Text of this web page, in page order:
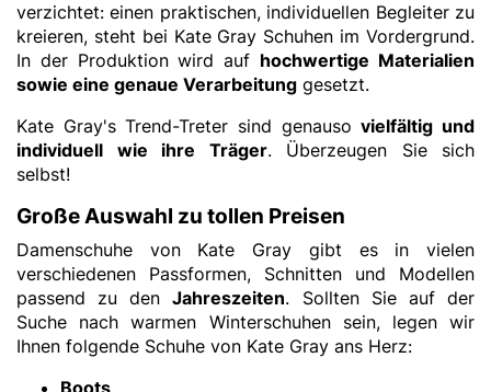
verzichtet: einen praktischen, individuellen Begleiter zu
kreieren, steht bei Kate Gray Schuhen im Vordergrund.
In der Produktion wird auf hochwertige Materialien
sowie eine genaue Verarbeitung gesetzt.
Kate Gray's Trend-Treter sind genausovielfältig und
individuell wie ihre Träger. Überzeugen Sie sich
selbst!
Große Auswahl zu tollen Preisen
Damenschuhe von Kate Gray gibt es in vielen
verschiedenen Passformen, Schnitten und Modellen
passend zu denJahreszeiten. Sollten Sie auf der
Suche nach warmen Winterschuhen sein, legen wir
Ihnen folgende Schuhe von Kate Gray ans Herz:
Boots